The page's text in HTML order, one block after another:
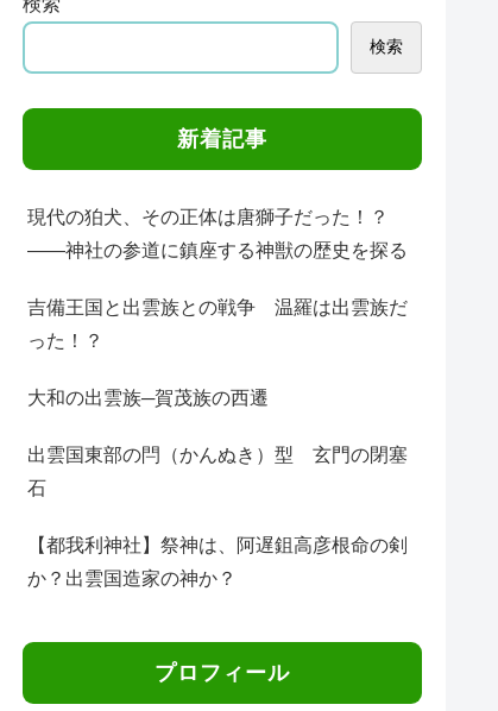
検索
検索
新着記事
現代の狛犬、その正体は唐獅子だった！？
――神社の参道に鎮座する神獣の歴史を探る
吉備王国と出雲族との戦争 温羅は出雲族だ
った！？
大和の出雲族─賀茂族の西遷
出雲国東部の閂（かんぬき）型 玄門の閉塞
石
【都我利神社】祭神は、阿遅鉏高彦根命の剣
か？出雲国造家の神か？
プロフィール